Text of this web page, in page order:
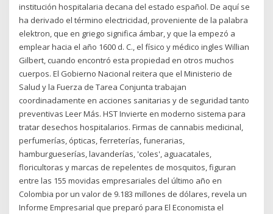
institución hospitalaria decana del estado español. De aquí se
ha derivado el término electricidad, proveniente de la palabra
elektron, que en griego significa ámbar, y que la empezó a
emplear hacia el año 1600 d. C., el físico y médico ingles Willian
Gilbert, cuando encontró esta propiedad en otros muchos
cuerpos. El Gobierno Nacional reitera que el Ministerio de
Salud y la Fuerza de Tarea Conjunta trabajan
coordinadamente en acciones sanitarias y de seguridad tanto
preventivas Leer Más. HST Invierte en moderno sistema para
tratar desechos hospitalarios. Firmas de cannabis medicinal,
perfumerías, ópticas, ferreterías, funerarias,
hamburgueserías, lavanderías, 'coles', aguacatales,
floricultoras y marcas de repelentes de mosquitos, figuran
entre las 155 movidas empresariales del último año en
Colombia por un valor de 9.183 millones de dólares, revela un
Informe Empresarial que preparó para El Economista el